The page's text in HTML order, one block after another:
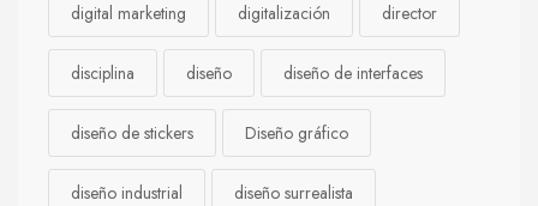
digital marketing digitalización director
disciplina diseño diseño de interfaces
diseño de stickers Diseño gráfico
diseño industrial diseño surrealista